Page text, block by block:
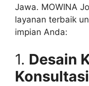
Jawa. MOWINA
layanan terbaik
impian Anda:
1. Desain
Konsultasi